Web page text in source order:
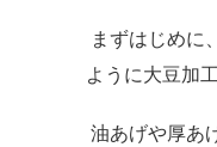
まずはじめに
ように大豆加
油あげや厚あ